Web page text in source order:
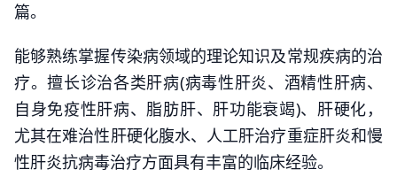
篇。
能够熟练掌握传染病领域的理论知识及常规疾病的治
疗。擅长诊治各类肝病(病毒性肝炎、酒精性肝病、
自身免疫性肝病、脂肪肝、肝功能衰竭)、肝硬化，
尤其在难治性肝硬化腹水、人工肝治疗重症肝炎和慢
性肝炎抗病毒治疗方面具有丰富的临床经验。